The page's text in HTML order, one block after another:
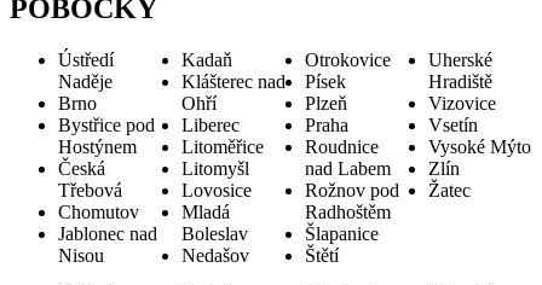
POBOČKY
Ústředí
Naděje
Brno
Bystřice pod
Hostýnem
Česká
Třebová
Chomutov
Jablonec nad
Nisou
Kadaň
Klášterec nad
Ohří
Liberec
Litoměřice
Litomyšl
Lovosice
Mladá
Boleslav
Nedašov
Otrokovice
Písek
Plzeň
Praha
Roudnice
nad Labem
Rožnov pod
Radhoštěm
Šlapanice
Štětí
Uherské
Hradiště
Vizovice
Vsetín
Vysoké Mýto
Zlín
Žatec